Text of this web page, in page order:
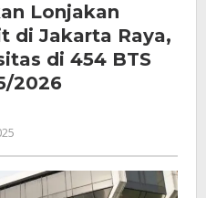
Lonjakan
di Jakarta Raya,
di 454 BTS
2026